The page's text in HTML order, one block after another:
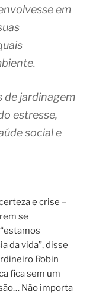
em
de jardinagem
estresse,
social e
e crise –
se
da vida”, disse
Robin
fica sem um
Não importa